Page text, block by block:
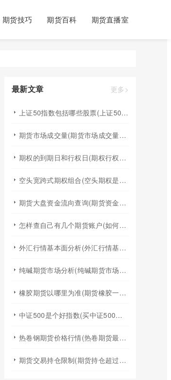
期货技巧 期货百科 期货直播室
最新文章 更多>
上证50指数包括哪些股票(上证50指数包含哪些股票)
期货市场成交量(期货市场成交量萎缩)
期权的到期日和行权日(期权行权日到期虚值期权都将清零)
空头宽跨式期权组合(空头期权是什么意思)
期货大盘资金流向查询(期货资金流向查询)
怎样查自己有几个期货账户(如何查询自己有几个证券期货账户)
外汇行情基本面分析(外汇行情基本面分析实验报告)
纯碱期货市场分析(纯碱期货市场分析图)
橡胶期货以哪里为准(期货橡胶一手手续费)
中证500是个好指数(买中证500指数基金)
热卷钢期货价格行情(热卷期货最新行情今天)
期货交易持仓限制(期货持仓超过持仓限额)